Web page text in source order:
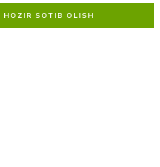
HOZIR SOTIB OLISH